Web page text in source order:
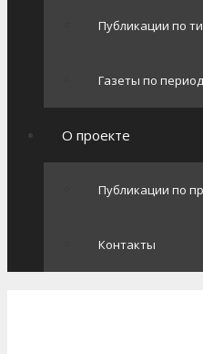
Публикации по
Газеты по
О проекте
Публикации по
Контакты